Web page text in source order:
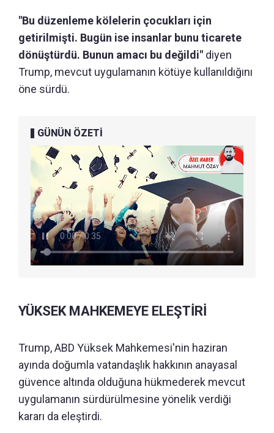
"Bu düzenleme kölelerin çocukları için
getirilmişti. Bugün ise insanlar bunu ticarete
dönüştürdü. Bunun amacı bu değildi" diyen
Trump, mevcut uygulamanın kötüye kullanıldığını
öne sürdü.
GÜNÜN ÖZETİ
YÜKSEK MAHKEMEYE ELEŞTİRİ
Trump, ABD Yüksek Mahkemesi'nin haziran
ayında doğumla vatandaşlık hakkının anayasal
güvence altında olduğuna hükmederek mevcut
uygulamanın sürdürülmesine yönelik verdiği
kararı da eleştirdi.